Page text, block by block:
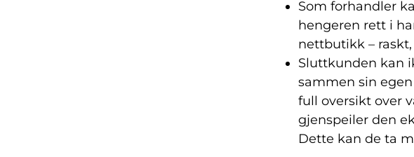
Som forhandler
hengeren rett i
nettbutikk –
Sluttkunden kan
sammen sin
full oversikt over
gjenspeiler den
Dette kan de ta